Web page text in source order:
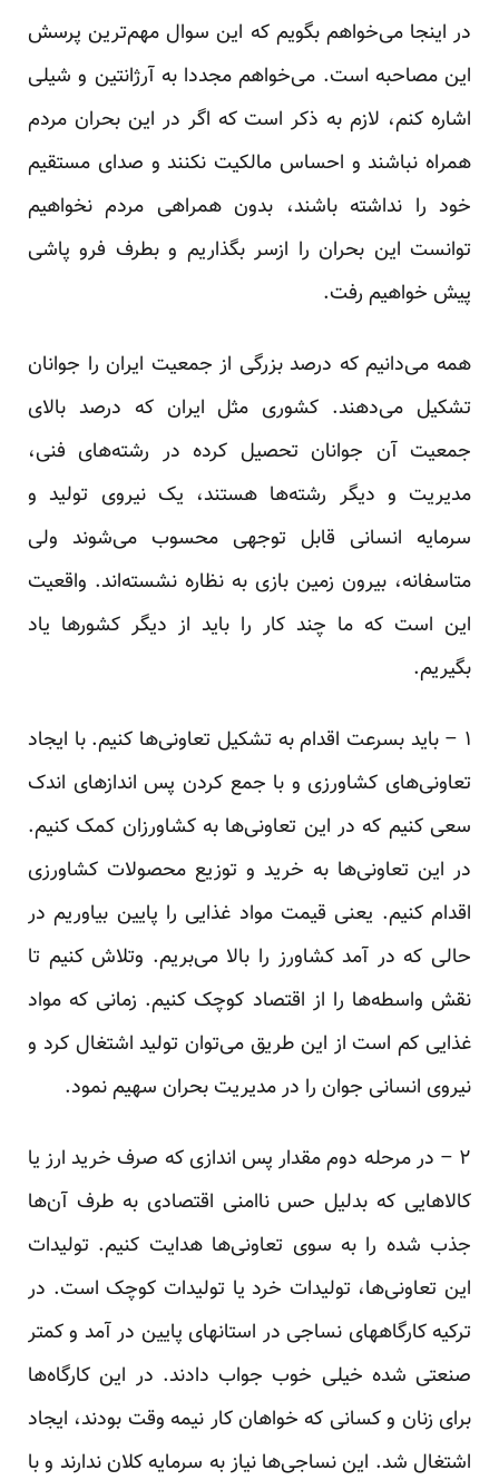
در اینجا می‌خواهم بگویم که این سوال مهم‌ترین پرسش
این مصاحبه است. می‌خواهم مجددا به آرژانتین و شیلی
اشاره کنم، لازم به ذکر است که اگر در این بحران مردم
همراه نباشند و احساس مالکیت نکنند و صدای مستقیم
خود را نداشته باشند، بدون همراهی مردم نخواهیم
توانست این بحران را ازسر بگذاریم و بطرف فرو پاشی
پیش خواهیم رفت.
همه می‌دانیم که درصد بزرگی از جمعیت ایران را جوانان
تشکیل می‌دهند. کشوری مثل ایران که درصد بالای
جمعیت آن جوانان تحصیل کرده در رشته‌های فنی،
مدیریت و دیگر رشته‌ها هستند، یک نیروی تولید و
سرمایه انسانی قابل توجهی محسوب می‌شوند ولی
متاسفانه، بیرون زمین بازی به نظاره نشسته‌اند. واقعیت
این است که ما چند کار را باید از دیگر کشور‌ها یاد
بگیریم.
۱ – باید بسرعت اقدام به تشکیل تعاونی‌ها کنیم. با ایجاد
تعاونی‌های کشاورزی و با جمع کردن پس اندازهای اندک
سعی کنیم که در این تعاونی‌ها به کشاورزان کمک کنیم.
در این تعاونی‌ها به خرید و توزیع محصولات کشاورزی
اقدام کنیم. یعنی قیمت مواد غذایی را پایین بیاوریم در
حالی که در آمد کشاورز را بالا می‌بریم. وتلاش کنیم تا
نقش واسطه‌ها را از اقتصاد کوچک کنیم. زمانی که مواد
غذایی کم است از این طریق می‌توان تولید اشتغال کرد و
نیروی انسانی جوان را در مدیریت بحران سهیم نمود.
۲ – در مرحله دوم مقدار پس اندازی که صرف خرید ارز یا
کالاهایی که بدلیل حس نا‌امنی اقتصادی به طرف آن‌ها
جذب شده را به سوی تعاونی‌ها هدایت کنیم. تولیدات
این تعاونی‌ها، تولیدات خرد یا تولیدات کوچک است. در
ترکیه کارگاههای نساجی در استانهای پایین در آمد و کمتر
صنعتی شده خیلی خوب جواب دادند. در این کارگاه‌ها
برای زنان و کسانی که خواهان کار نیمه وقت بودند، ایجاد
اشتغال شد. این نساجی‌ها نیاز به سرمایه کلان ندارند و با